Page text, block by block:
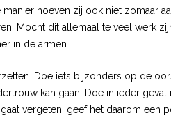
hoeven zij ook niet zomaar
Mocht dit allemaal te veel werk
in de armen.
Doe iets bijzonders op de
kan gaan. Doe in ieder geval
vergeten, geef het daarom een